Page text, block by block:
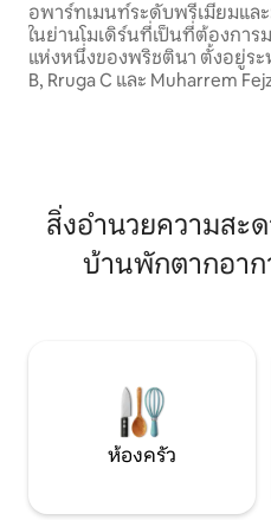
อพาร์ทเมนท์ระดับพรีเมียมแล
ในย่านโมเดิร์นที่เป็นที่ต้องการ
แห่งหนึ่งของพริชตินา ตั้งอยู่ระ
B, Rruga C และ Muharrem
แบบเปลี่ยนได้ที่ไม่เหมือนใคร ร
พักได้อย่างสะดวกสบายสูงสุด
สำหรับคู่รัก ครอบครัว เพื่อน แ
ทางเพื่อธุรกิจที่ต้องการการเข้
สิ่งอำนวยความสะ
บ้านพักตากอาก
ห้องครัว